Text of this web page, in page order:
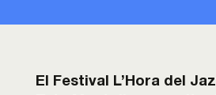
El Festival L’Hora del